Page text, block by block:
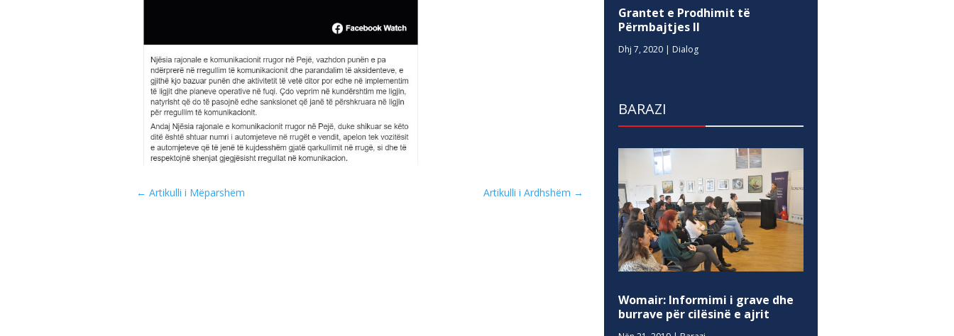
← Artikulli i Mëparshëm Artikulli i Ardhshëm →
Grantet e Prodhimit të
Përmbajtjes II
Dhj 7, 2020 | Dialog
BARAZI
Womair: Informimi i grave dhe
burrave për cilësinë e ajrit